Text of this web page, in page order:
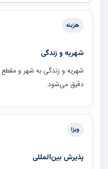
هزینه
شهریه و زندگی
شهریه و زندگی به شهر و مقطع
دقیق می‌شود.
ویزا
پذیرش بین‌المللی